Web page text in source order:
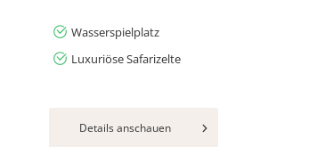
Wasserspielplatz
Luxuriöse Safarizelte
Details anschauen